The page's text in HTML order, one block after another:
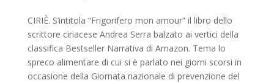
CIRIÈ. S’intitola “Frigorifero mon amour” il libro dello
scrittore ciriacese Andrea Serra balzato ai vertici della
classifica Bestseller Narrativa di Amazon. Tema lo
spreco alimentare di cui si è parlato nei giorni scorsi in
occasione della Giornata nazionale di prevenzione del